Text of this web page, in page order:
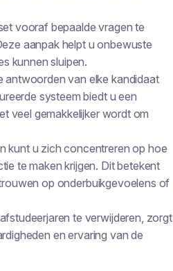
vooraf bepaalde vragen te
aanpak helpt u onbewuste
kunnen sluipen.
antwoorden van elke kandidaat
systeem biedt u een
veel gemakkelijker wordt om
kunt u zich concentreren op hoe
te maken krijgen. Dit betekent
op onderbuikgevoelens of
te verwijderen, zorgt
en ervaring van de